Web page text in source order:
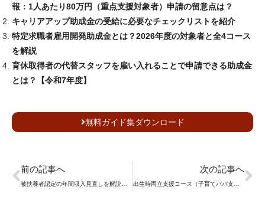
報：1人あたり80万円（重点支援対象者）申請の留意点は？
キャリアアップ助成金の受給に必要なチェックリストを紹介
特定求職者雇用開発助成金とは？2026年度の対象者と全4コース
を解説
育休取得者の代替スタッフを雇い入れることで申請できる助成金
とは？【令和7年度】
無料ガイド集ダウンロード
前の記事へ
被扶養者認定の年間収入見直しを解説！150万円への緩和と残業代の扱い
次の記事へ
出生時両立支援コース（子育てパパ支援助成金）とは？両立支援等助成金を徹底解説